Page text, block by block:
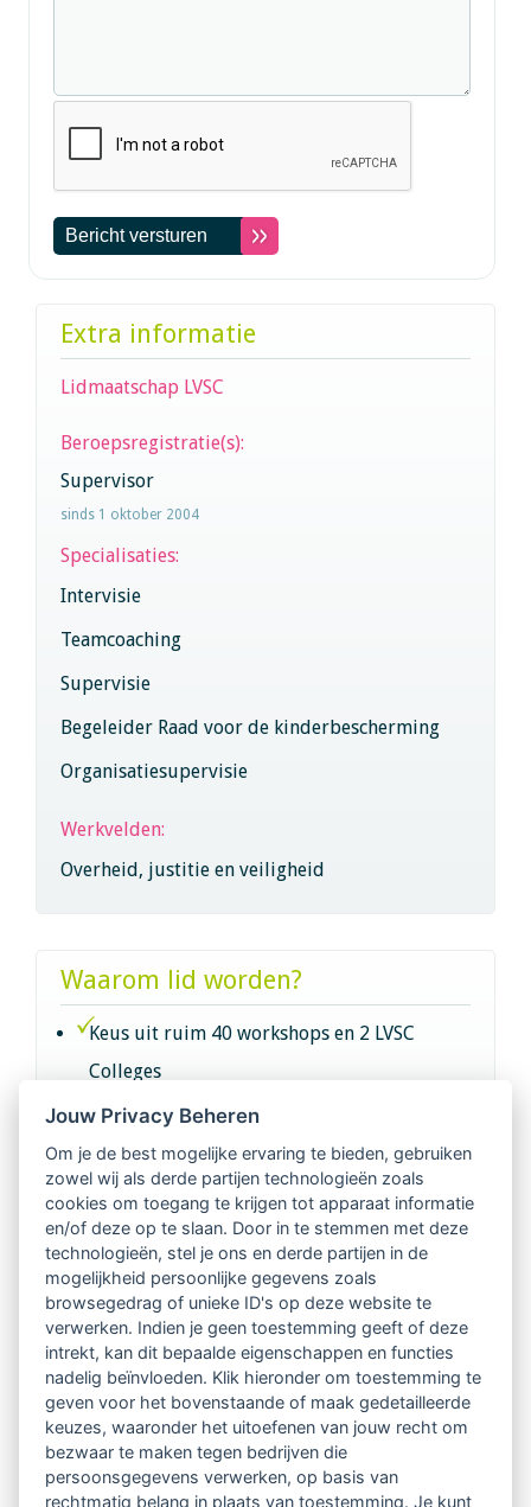
Extra informatie
Lidmaatschap LVSC
Beroepsregistratie(s):
Supervisor
sinds 1 oktober 2004
Specialisaties:
Intervisie
Teamcoaching
Supervisie
Begeleider Raad voor de kinderbescherming
Organisatiesupervisie
Werkvelden:
Overheid, justitie en veiligheid
Waarom lid worden?
Keus uit ruim 40 workshops en 2 LVSC
Colleges
Intervisie met geregistreerde vakgenoten
Netwerk van 2100 professionals in 14
regio's
Vindbaar voor opdrachtgevers
Tijdschrift voor
Begeleidingskunde & kennisbank
Beroepsregistratie (LVSC keurmerk)
Lid worden van LVSC
Jouw Privacy Beheren
Om je de best mogelijke ervaring te bieden, gebruiken
zowel wij als derde partijen technologieën zoals
cookies om toegang te krijgen tot apparaat informatie
en/of deze op te slaan. Door in te stemmen met deze
technologieën, stel je ons en derde partijen in de
mogelijkheid persoonlijke gegevens zoals
browsegedrag of unieke ID's op deze website te
verwerken. Indien je geen toestemming geeft of deze
intrekt, kan dit bepaalde eigenschappen en functies
nadelig beïnvloeden. Klik hieronder om toestemming te
geven voor het bovenstaande of maak gedetailleerde
keuzes, waaronder het uitoefenen van jouw recht om
bezwaar te maken tegen bedrijven die
persoonsgegevens verwerken, op basis van
rechtmatig belang in plaats van toestemming. Je kunt